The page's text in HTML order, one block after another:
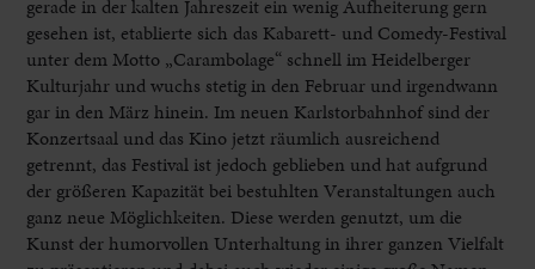
gerade in der kalten Jahreszeit ein wenig Aufheiterung gern
gesehen ist, etablierte sich das Kabarett- und Comedy-Festival
unter dem Motto „Carambolage“ schnell im Heidelberger
Kulturjahr und wuchs stetig in den Februar und irgendwann
gar in den März hinein. Im neuen Karlstorbahnhof sind der
Konzertsaal und das Kino jetzt räumlich ausreichend
getrennt, das Festival ist jedoch geblieben und hat aufgrund
der größeren Kapazität bei bestuhlten Veranstaltungen auch
ganz neue Möglichkeiten. Diese werden genutzt, um die
Kunst der humorvollen Unterhaltung in ihrer ganzen Vielfalt